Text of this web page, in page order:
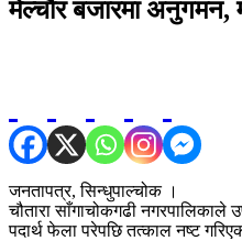
मेल्चौर बजारमा अनुगमन,
जनतापत्र, सिन्धुपाल्चोक ।
चौतारा साँगाचोकगढी नगरपालिकाले
पदार्थ फेला परेपछि तत्काल नष्ट